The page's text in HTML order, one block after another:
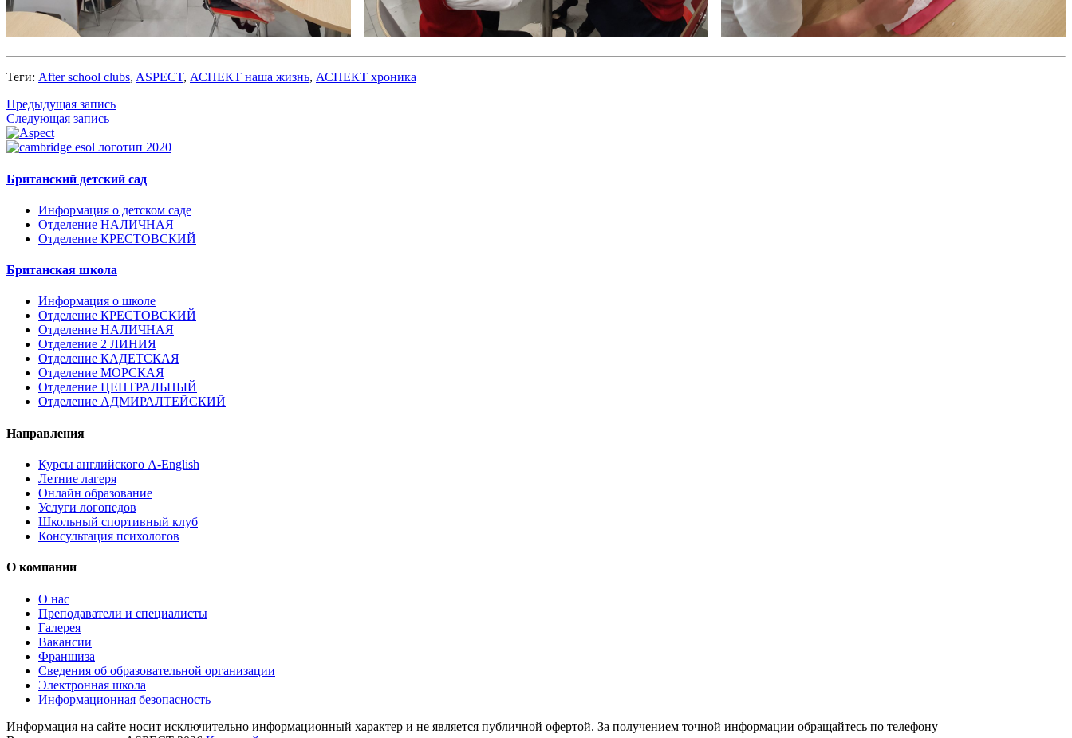
Теги: After school clubs, ASPECT, АСПЕКТ наша жизнь, АСПЕКТ хроника
Предыдущая запись
Следующая запись
Британский детский сад
Информация о детском саде
Отделение НАЛИЧНАЯ
Отделение КРЕСТОВСКИЙ
Британская школа
Информация о школе
Отделение КРЕСТОВСКИЙ
Отделение НАЛИЧНАЯ
Отделение 2 ЛИНИЯ
Отделение КАДЕТСКАЯ
Отделение МОРСКАЯ
Отделение ЦЕНТРАЛЬНЫЙ
Отделение АДМИРАЛТЕЙСКИЙ
Направления
Курсы английского A-English
Летние лагеря
Онлайн образование
Услуги логопедов
Школьный спортивный клуб
Консультация психологов
О компании
О нас
Преподаватели и специалисты
Галерея
Вакансии
Франшиза
Сведения об образовательной организации
Электронная школа
Информационная безопасность
Информация на сайте носит исключительно информационный характер и не является публичной офертой. За получением точной информации обращайтесь по телефону